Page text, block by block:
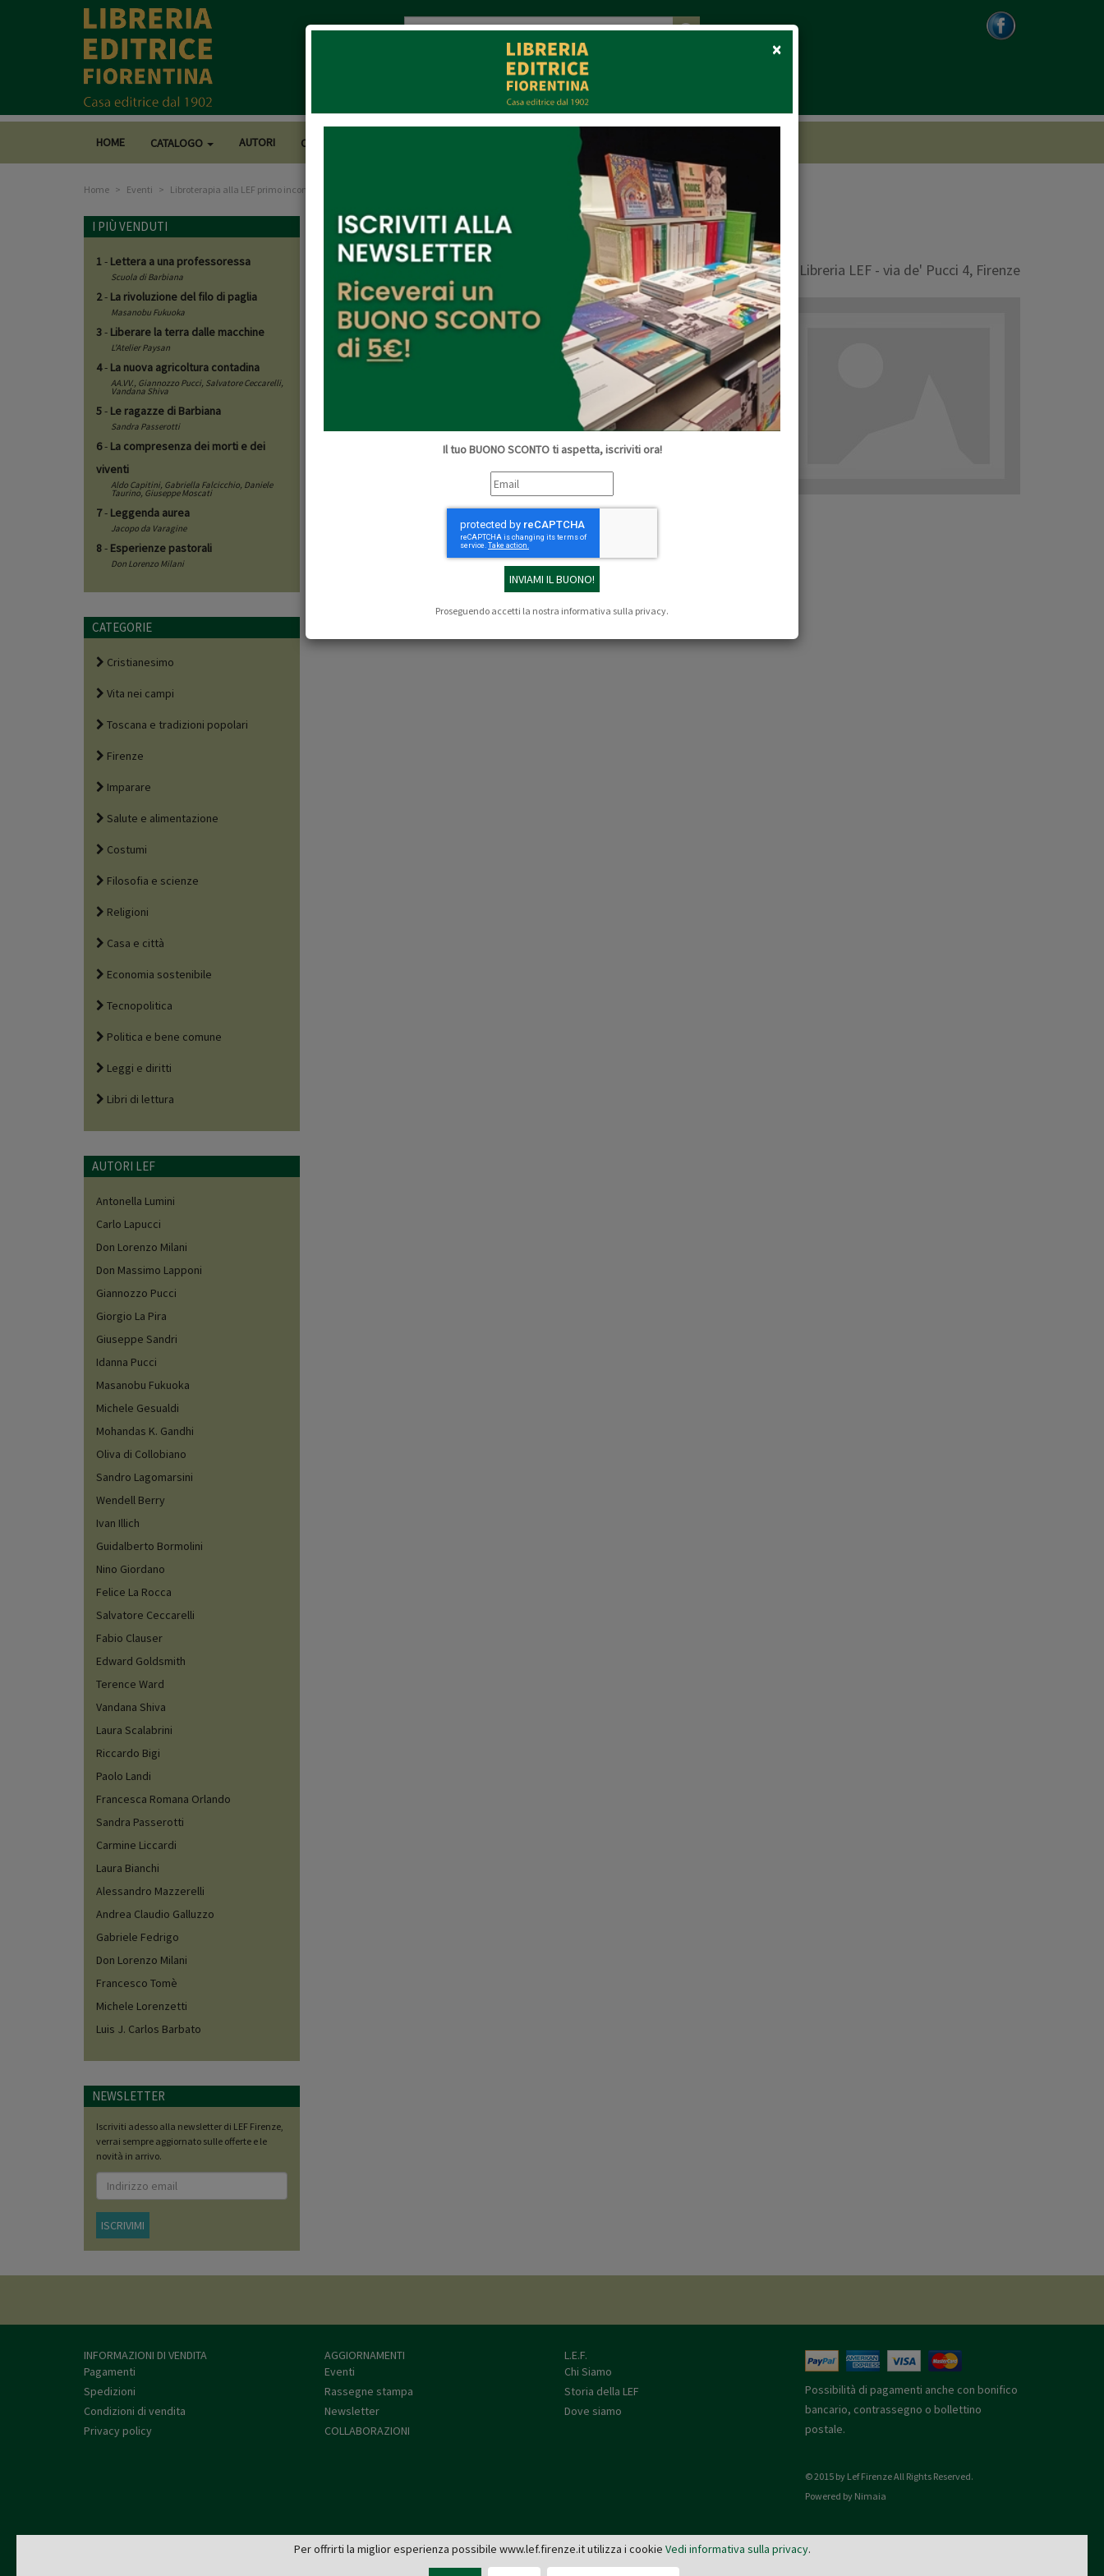
×Close
Il tuo BUONO SCONTO ti aspetta, iscriviti ora!
Proseguendo accetti la nostra informativa sulla privacy.
HOME CATALOGO AUTORI CASA EDITRICE COLLABORAZIONI
Home Eventi Libroterapia alla LEF primo incontro
Libroterapia alla LEF primo incontro
Libreria LEF - via de' Pucci 4, Firenze
Un piccolo gruppo di persone si incontrano una sera al mese in libreria.
Filo conduttore un libro, specchio per vedersi da prospettive diverse e strumento di cura personale.
in Via de’ Pucci 4, Firenze 1 marzo 2017 ore 18
29 marzo, 26 aprile, 31 maggio
Per saperne di più
I PIÙ VENDUTI
1- Lettera a una professoressa
Scuola di Barbiana
2- La rivoluzione del filo di paglia
Masanobu Fukuoka
3- Liberare la terra dalle macchine
L'Atelier Paysan
4- La nuova agricoltura contadina
AA.VV., Giannozzo Pucci, Salvatore Ceccarelli,
Vandana Shiva
5- Le ragazze di Barbiana
Sandra Passerotti
6- La compresenza dei morti e dei
viventi
Aldo Capitini, Gabriella Falcicchio, Daniele
Taurino, Giuseppe Moscati
7- Leggenda aurea
Jacopo da Varagine
8- Esperienze pastorali
Don Lorenzo Milani
CATEGORIE
Cristianesimo
Vita nei campi
Toscana e tradizioni popolari
Firenze
Imparare
Salute e alimentazione
Costumi
Filosofia e scienze
Religioni
Casa e città
Economia sostenibile
Tecnopolitica
Politica e bene comune
Leggi e diritti
Libri di lettura
AUTORI LEF
Antonella Lumini
Carlo Lapucci
Don Lorenzo Milani
Don Massimo Lapponi
Giannozzo Pucci
Giorgio La Pira
Giuseppe Sandri
Idanna Pucci
Masanobu Fukuoka
Michele Gesualdi
Mohandas K. Gandhi
Oliva di Collobiano
Sandro Lagomarsini
Wendell Berry
Ivan Illich
Guidalberto Bormolini
Nino Giordano
Felice La Rocca
Salvatore Ceccarelli
Fabio Clauser
Edward Goldsmith
Terence Ward
Vandana Shiva
Laura Scalabrini
Riccardo Bigi
Paolo Landi
Francesca Romana Orlando
Sandra Passerotti
Carmine Liccardi
Laura Bianchi
Alessandro Mazzerelli
Andrea Claudio Galluzzo
Gabriele Fedrigo
Don Lorenzo Milani
Francesco Tomè
Michele Lorenzetti
Luis J. Carlos Barbato
NEWSLETTER
Iscriviti adesso alla newsletter di LEF Firenze,
verrai sempre aggiornato sulle offerte e le
novità in arrivo.
ISCRIVIMI
INFORMAZIONI DI VENDITA
Pagamenti
Spedizioni
Condizioni di vendita
Privacy policy
AGGIORNAMENTI
Eventi
Rassegne stampa
Newsletter
COLLABORAZIONI
L.E.F.
Chi Siamo
Storia della LEF
Dove siamo
Possibilità di pagamenti anche con bonifico
bancario, contrassegno o bollettino
postale.
© 2015 by Lef Firenze All Rights Reserved.
Powered by Nimaia
L.E.F. - Via de' Pucci, 4 - 50122 Firenze
Tel: 055 579921 - Fax: 055 2399342 - C.F. e P.IVA 03745190482 -editrice@lef.firenze.it
Per offrirti la miglior esperienza possibile www.lef.firenze.it utilizza i cookie Vedi informativa sulla privacy.